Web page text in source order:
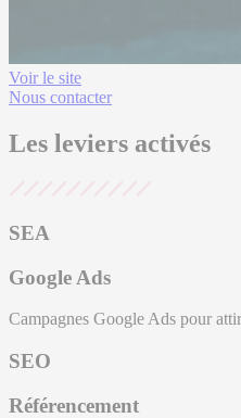
Voir le site
Nous contacter
Les leviers activés
SEA
Google Ads
Campagnes Google Ads pour
SEO
Référencement